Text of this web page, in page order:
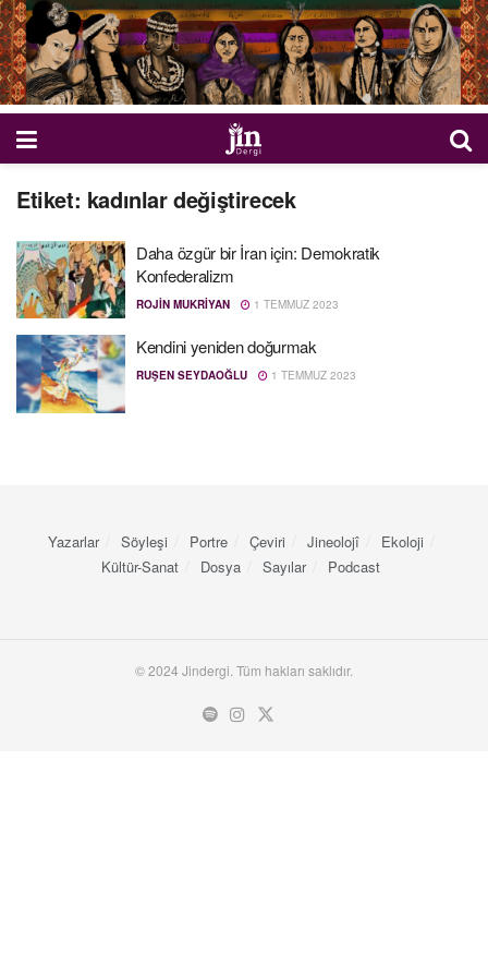
Etiket: kadınlar değiştirecek
Daha özgür bir İran için: Demokratik
Konfederalizm
ROJIN MUKRIYAN 1 TEMMUZ 2023
Kendini yeniden doğurmak
RUŞEN SEYDAOĞLU 1 TEMMUZ 2023
Yazarlar Söyleşi Portre Çeviri Jineolojî
Ekoloji
Kültür-Sanat
Dosya Sayılar Podcast
© 2024 Jindergi. Tüm hakları saklıdır.